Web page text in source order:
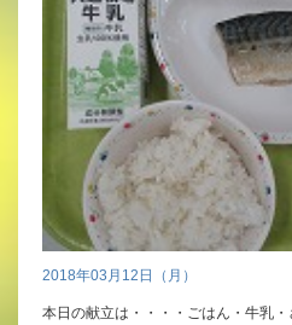
2018年03月12日（月）
本日の献立は・・・・ごはん・牛乳